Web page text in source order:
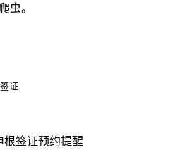
虫。
根签证预约提醒